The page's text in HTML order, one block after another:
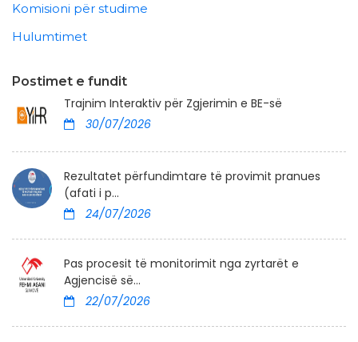
Komisioni për studime
Hulumtimet
Postimet e fundit
Trajnim Interaktiv për Zgjerimin e BE-së
30/07/2026
Rezultatet përfundimtare të provimit pranues
(afati i p...
24/07/2026
Pas procesit të monitorimit nga zyrtarët e
Agjencisë së...
22/07/2026